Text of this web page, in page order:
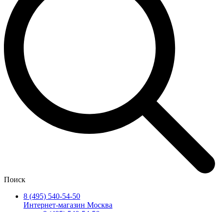
Поиск
8 (495) 540-54-50
Интернет-магазин Москва